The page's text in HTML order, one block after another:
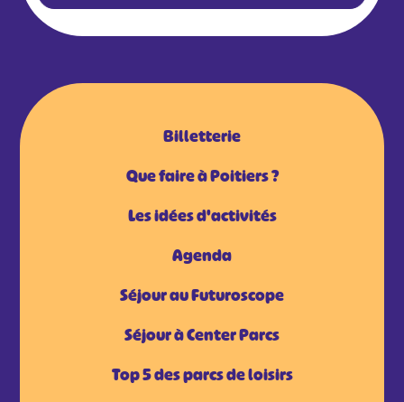
Billetterie
Que faire à Poitiers ?
Les idées d'activités
Agenda
Séjour au Futuroscope
Séjour à Center Parcs
Top 5 des parcs de loisirs